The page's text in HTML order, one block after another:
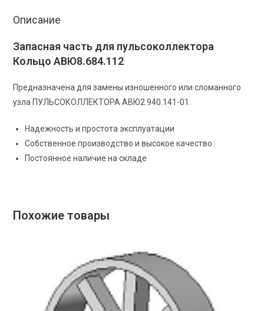
Описание
Запасная часть для пульсоколлектора
Кольцо АВЮ8.684.112
Предназначена для замены изношенного или сломанного
узла ПУЛЬСОКОЛЛЕКТОРА АВЮ2.940.141-01.
Надежность и простота эксплуатации
Собственное производство и высокое качество
Постоянное наличие на складе
Похожие товары